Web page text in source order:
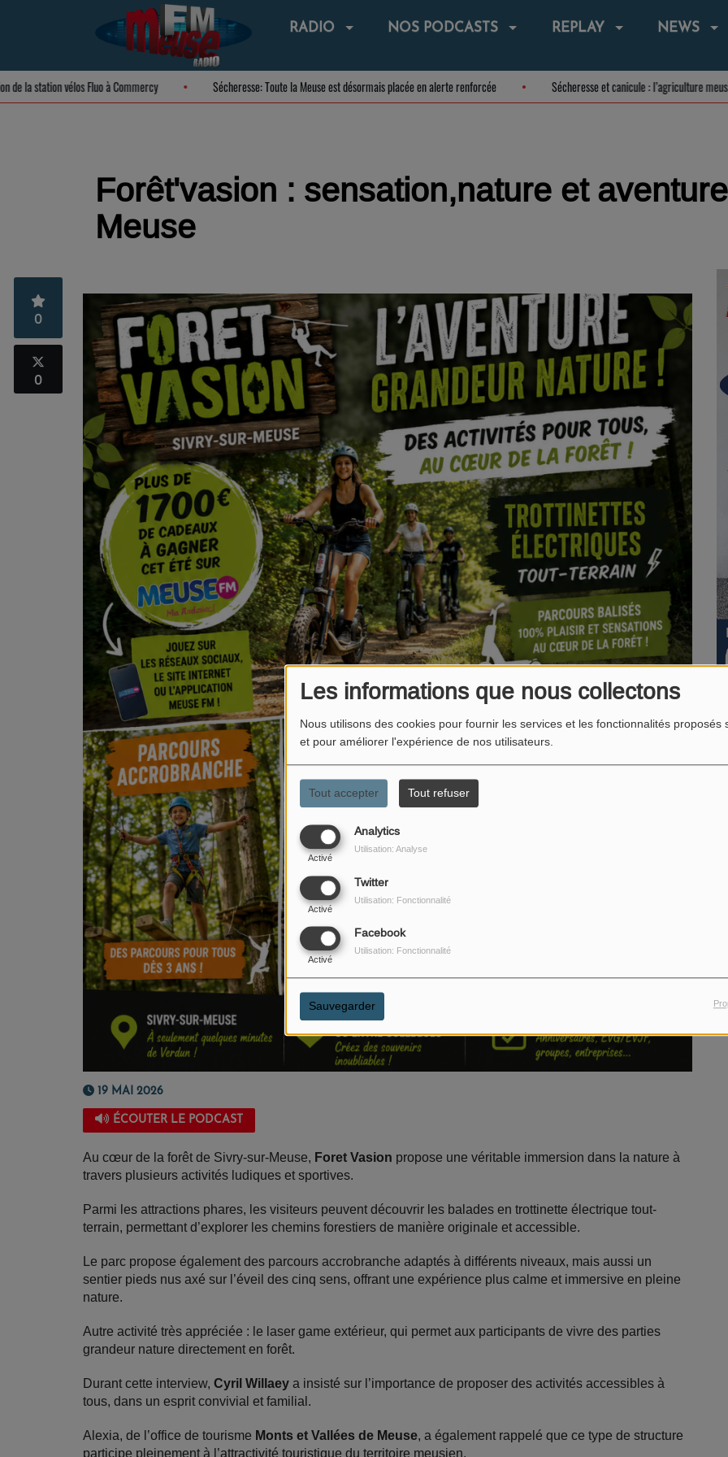
Les informations que nous collectons
Nous utilisons des cookies pour fournir les services et les fonctionnalités proposés
et pour améliorer l'expérience de nos utilisateurs.
Tout accepter Tout refuser
Analytics
Activé
Utilisation: Analyse
Twitter
Activé
Utilisation: Fonctionnalité
Facebook
Activé
Utilisation: Fonctionnalité
Sauvegarder
RADIO NOS PODCASTS REPLAY NEWS
de la station vélos Fluo à Commercy Sécheresse: Toute la Meuse est désormais placée en alerte renforcée Sécheresse et canicule :
Forêt'vasion : sensation,nature et
Meuse
0
0
19 MAI 2026
ÉCOUTER LE PODCAST
Au cœur de la forêt de Sivry-sur-Meuse, Foret Vasion propose une véritable immersion dans la nature à
travers plusieurs activités ludiques et sportives.
Parmi les attractions phares, les visiteurs peuvent découvrir les balades en trottinette électrique tout-
terrain, permettant d’explorer les chemins forestiers de manière originale et accessible.
Le parc propose également des parcours accrobranche adaptés à différents niveaux, mais aussi un
sentier pieds nus axé sur l’éveil des cinq sens, offrant une expérience plus calme et immersive en pleine
nature.
Autre activité très appréciée : le laser game extérieur, qui permet aux participants de vivre des parties
grandeur nature directement en forêt.
Durant cette interview, Cyril Willaey a insisté sur l’importance de proposer des activités accessibles à
tous, dans un esprit convivial et familial.
Alexia, de l’office de tourisme Monts et Vallées de Meuse, a également rappelé que ce type de structure
participe pleinement à l’attractivité touristique du territoire meusien.